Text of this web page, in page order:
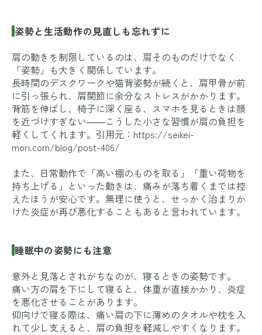
姿勢と生活動作の見直しも忘れずに
肩の動きを制限しているのは、肩そのものだけでなく
「姿勢」も大きく関係しています。
長時間のデスクワークや猫背姿勢が続くと、肩甲骨が前
に引っ張られ、肩関節に余分なストレスがかかります。
背筋を伸ばし、椅子に深く座る、スマホを見るときは顔
を近づけすぎない――こうした小さな習慣が肩の負担を
軽くしてくれます。引用元： https://seikei-
mori.com/blog/post-406/
また、日常動作で「高い棚のものを取る」「重い荷物を
持ち上げる」といった動きは、痛みが落ち着くまでは控
えたほうが安心です。無理に使うと、せっかく治まりか
けた炎症が再び悪化することもあると言われています。
睡眠中の姿勢にも注意
意外と見落とされがちなのが、寝るときの姿勢です。
痛い方の肩を下にして寝ると、体重が直接かかり、炎症
を悪化させることがあります。
仰向けで寝る際は、痛い肩の下に薄めのタオルや枕を入
れて少し支えると、肩の負担を軽減しやすくなります。